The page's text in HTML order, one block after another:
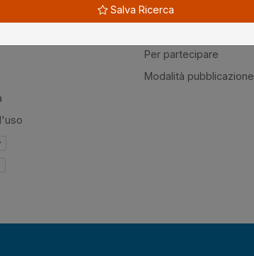
Normativa
Per partecipare
Modalità pubblicazione
Salva Ricerca